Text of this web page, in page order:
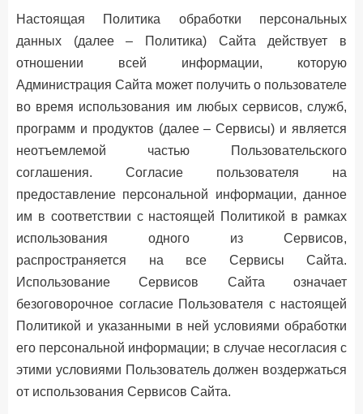
Настоящая Политика обработки персональных
данных (далее – Политика) Cайта действует в
отношении всей информации, которую
Администрация Сайта может получить о пользователе
во время использования им любых сервисов, служб,
программ и продуктов (далее – Сервисы) и является
неотъемлемой частью Пользовательского
соглашения. Согласие пользователя на
предоставление персональной информации, данное
им в соответствии с настоящей Политикой в рамках
использования одного из Сервисов,
распространяется на все Сервисы Сайта.
Использование Сервисов Сайта означает
безоговорочное согласие Пользователя с настоящей
Политикой и указанными в ней условиями обработки
его персональной информации; в случае несогласия с
этими условиями Пользователь должен воздержаться
от использования Сервисов Сайта.